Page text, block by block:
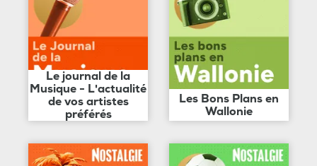
Le journal de la
Musique - L'actualité
de vos artistes
préférés
Les Bons Plans en
Wallonie